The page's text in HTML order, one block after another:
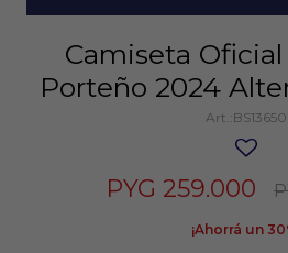
Camiseta Oficial
Porteño 2024
BS13650
PYG 259.000
30